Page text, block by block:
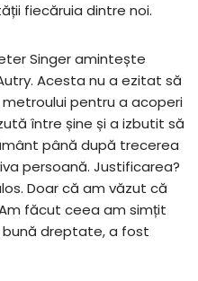
fiecăruia dintre noi.
Singer amintește
Acesta nu a ezitat să
pentru a acoperi
între șine și a izbutit să
până după trecerea
persoană. Justificarea?
Doar că am văzut că
făcut ceea am simțit
dreptate, a fost